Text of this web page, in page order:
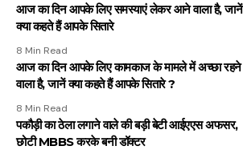
आज का दिन आपके लिए समस्याएं लेकर आने वाला है, जानें
क्या कहते हैं आपके सितारे
8 Min Read
आज का दिन आपके लिए कामकाज के मामले में अच्छा रहने
वाला है, जानें क्या कहते हैं आपके सितारे ?
8 Min Read
पकौड़ी का ठेला लगाने वाले की बड़ी बेटी आईएएस अफसर,
छोटी MBBS करके बनी डॉक्टर